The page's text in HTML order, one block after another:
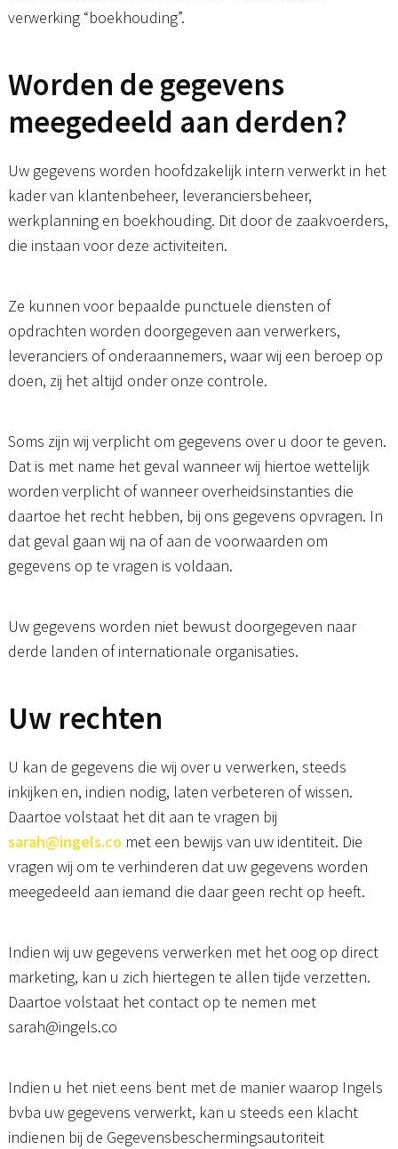
verwerking “boekhouding”.
Worden de gegevens
meegedeeld aan derden?
Uw gegevens worden hoofdzakelijk intern verwerkt in het
kader van klantenbeheer, leveranciersbeheer,
werkplanning en boekhouding. Dit door de zaakvoerders,
die instaan voor deze activiteiten.
Ze kunnen voor bepaalde punctuele diensten of
opdrachten worden doorgegeven aan verwerkers,
leveranciers of onderaannemers, waar wij een beroep op
doen, zij het altijd onder onze controle.
Soms zijn wij verplicht om gegevens over u door te geven.
Dat is met name het geval wanneer wij hiertoe wettelijk
worden verplicht of wanneer overheidsinstanties die
daartoe het recht hebben, bij ons gegevens opvragen. In
dat geval gaan wij na of aan de voorwaarden om
gegevens op te vragen is voldaan.
Uw gegevens worden niet bewust doorgegeven naar
derde landen of internationale organisaties.
Uw rechten
U kan de gegevens die wij over u verwerken, steeds
inkijken en, indien nodig, laten verbeteren of wissen.
Daartoe volstaat het dit aan te vragen bij
sarah@ingels.co met een bewijs van uw identiteit. Die
vragen wij om te verhinderen dat uw gegevens worden
meegedeeld aan iemand die daar geen recht op heeft.
Indien wij uw gegevens verwerken met het oog op direct
marketing, kan u zich hiertegen te allen tijde verzetten.
Daartoe volstaat het contact op te nemen met
sarah@ingels.co
Indien u het niet eens bent met de manier waarop Ingels
bvba uw gegevens verwerkt, kan u steeds een klacht
indienen bij de Gegevensbeschermingsautoriteit